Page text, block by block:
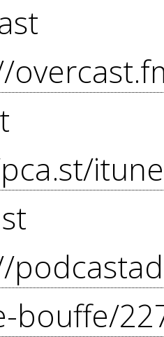
bouffe/